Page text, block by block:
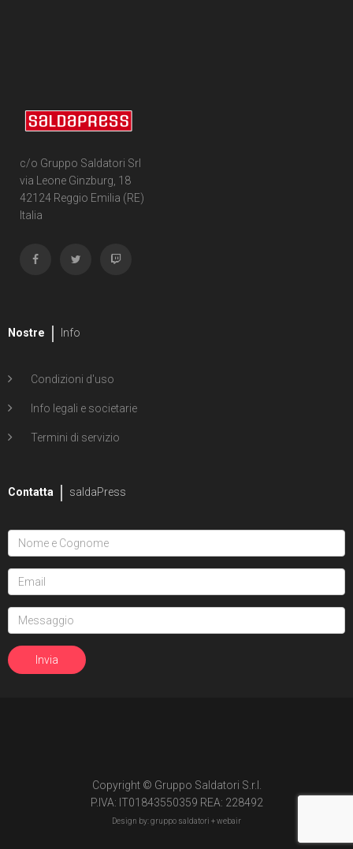
c/o Gruppo Saldatori Srl
via Leone Ginzburg, 18
42124 Reggio Emilia (RE)
Italia
Nostre Info
Condizioni d'uso
Info legali e societarie
Termini di servizio
Contatta saldaPress
Copyright © Gruppo Saldatori S.r.l.
P.IVA: IT01843550359 REA: 228492
Design by: gruppo saldatori +webair